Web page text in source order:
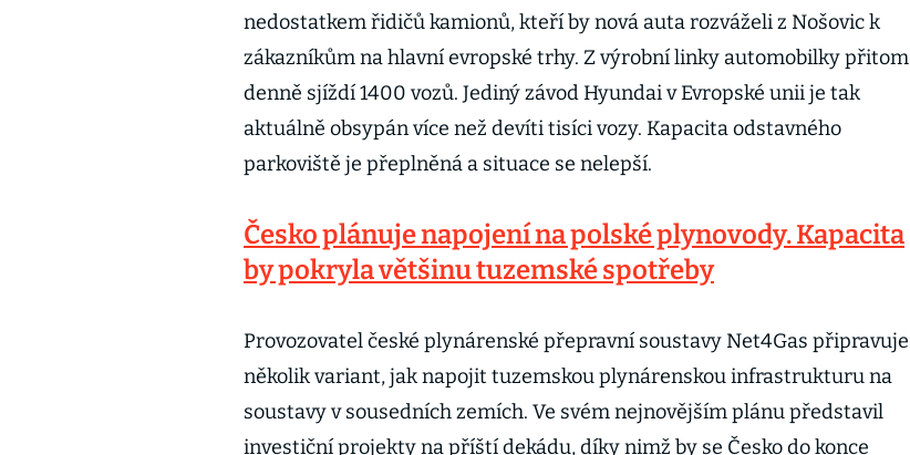
nedostatkem řidičů kamionů, kteří by nová auta rozváželi z Nošovic k
zákazníkům na hlavní evropské trhy. Z výrobní linky automobilky přitom
denně sjíždí 1400 vozů. Jediný závod Hyundai v Evropské unii je tak
aktuálně obsypán více než devíti tisíci vozy. Kapacita odstavného
parkoviště je přeplněná a situace se nelepší.
Česko plánuje napojení na polské plynovody. Kapacita
by pokryla většinu tuzemské spotřeby
Provozovatel české plynárenské přepravní soustavy Net4Gas připravuje
několik variant, jak napojit tuzemskou plynárenskou infrastrukturu na
soustavy v sousedních zemích. Ve svém nejnovějším plánu představil
investiční projekty na příští dekádu, díky nimž by se Česko do konce